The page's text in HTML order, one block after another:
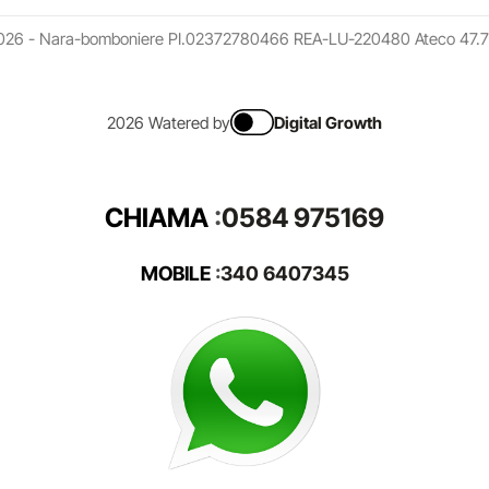
- Nara-bomboniere PI.02372780466 REA-LU-220480 Ateco
2026 Watered by Digital Growth
CHIAMA :0584 975169
MOBILE:340 6407345